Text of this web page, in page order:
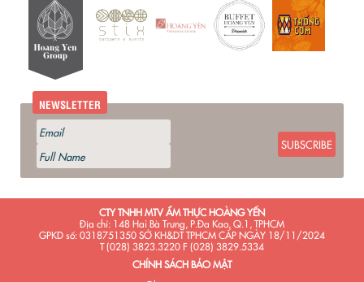
NEWSLETTER
SUBSCRIBE
CTY TNHH MTV ẨM THỰC HOÀNG YẾN
Địa chỉ: 148 Hai Bà Trưng, P.Đa Kao, Q.1, TPHCM
GPKD số: 0318751350 SỞ KH&DT TPHCM CẤP NGÀY 18/11/2024
T (028) 3823.3220 F (028) 3829.5334
CHÍNH SÁCH BẢO MẬT